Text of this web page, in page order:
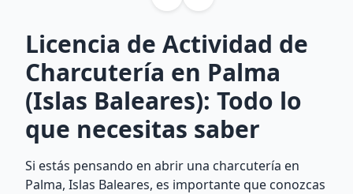
Licencia de Actividad de
Charcutería en Palma
(Islas Baleares): Todo lo
que necesitas saber
Si estás pensando en abrir una charcutería en
Palma, Islas Baleares, es importante que conozcas